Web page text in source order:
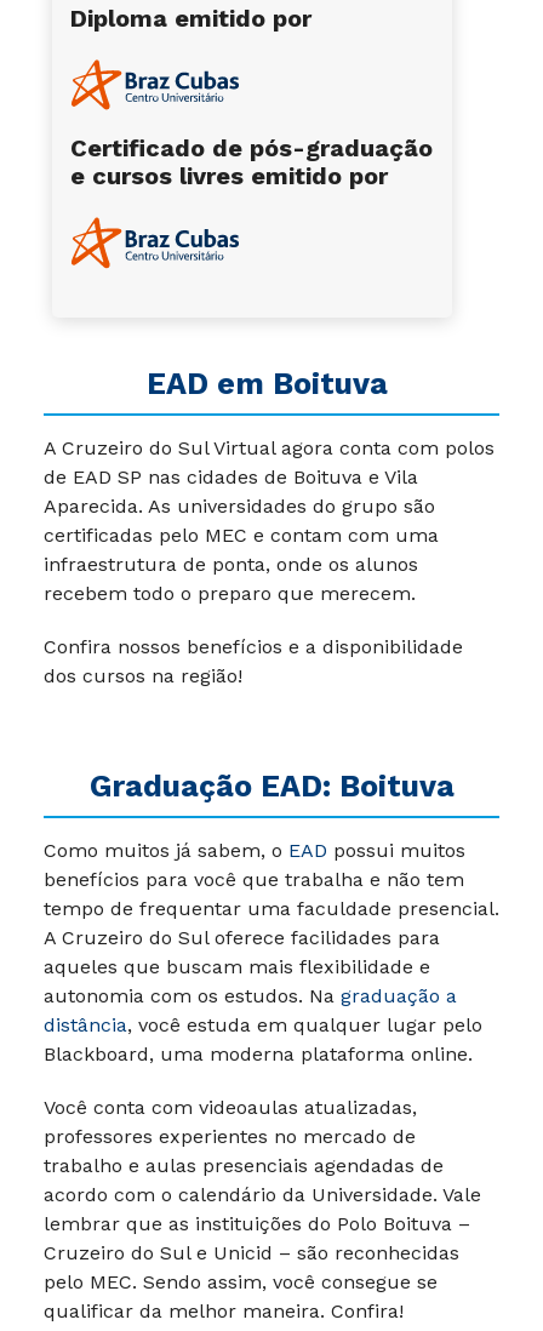
EAD em Boituva
A Cruzeiro do Sul Virtual agora conta com polos
de EAD SP nas cidades de Boituva e Vila
Aparecida. As universidades do grupo são
certificadas pelo MEC e contam com uma
infraestrutura de ponta, onde os alunos
recebem todo o preparo que merecem.
Confira nossos benefícios e a disponibilidade
dos cursos na região!
Graduação EAD: Boituva
Como muitos já sabem, o EAD possui muitos
benefícios para você que trabalha e não tem
tempo de frequentar uma faculdade presencial.
A Cruzeiro do Sul oferece facilidades para
aqueles que buscam mais flexibilidade e
autonomia com os estudos. Na graduação a
distância, você estuda em qualquer lugar pelo
Blackboard, uma moderna plataforma online.
Você conta com videoaulas atualizadas,
professores experientes no mercado de
trabalho e aulas presenciais agendadas de
acordo com o calendário da Universidade. Vale
lembrar que as instituições do Polo Boituva –
Cruzeiro do Sul e Unicid – são reconhecidas
pelo MEC. Sendo assim, você consegue se
qualificar da melhor maneira. Confira!
Diploma emitido por
Certificado de pós-graduação
e cursos livres emitido por